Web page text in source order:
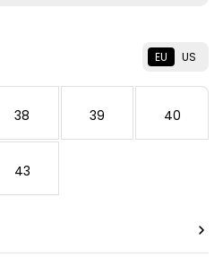
EU US
38 39 40
43